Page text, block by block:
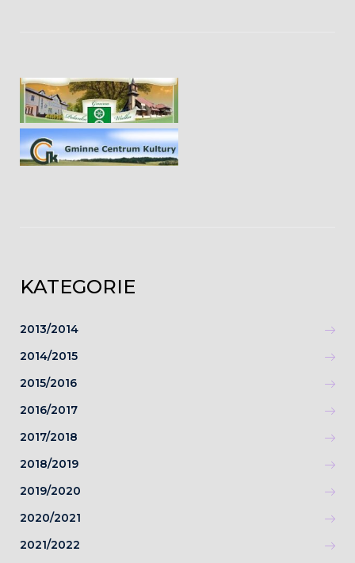
KATEGORIE
2013/2014
2014/2015
2015/2016
2016/2017
2017/2018
2018/2019
2019/2020
2020/2021
2021/2022